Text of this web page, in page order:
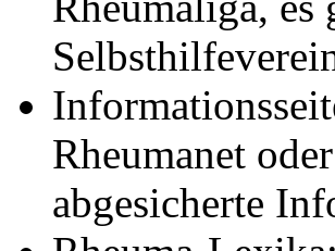
Rheumanet
abgesicherte